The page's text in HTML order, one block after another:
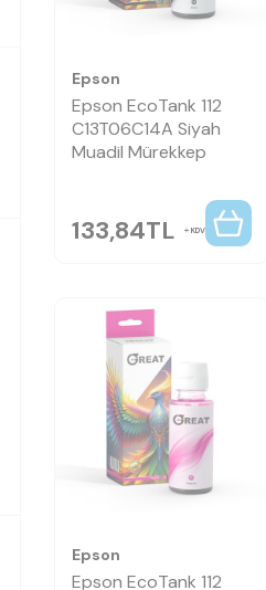
Epson
Epson EcoTank 112
C13T06C14A Siyah
Muadil Mürekkep
133,84TL KDV
Epson
Epson EcoTank 112